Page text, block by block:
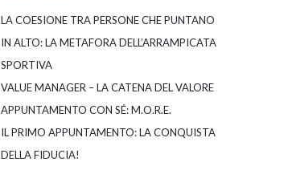
LA COESIONE TRA PERSONE CHE PUNTANO
IN ALTO: LA METAFORA DELL’ARRAMPICATA
SPORTIVA
VALUE MANAGER – LA CATENA DEL VALORE
APPUNTAMENTO CON SÉ: M.O.R.E.
IL PRIMO APPUNTAMENTO: LA CONQUISTA
DELLA FIDUCIA!